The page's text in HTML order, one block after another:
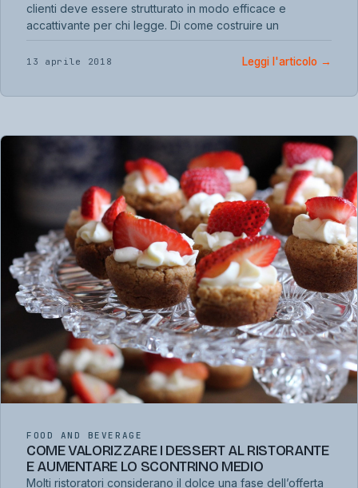
clienti deve essere strutturato in modo efficace e
accattivante per chi legge. Di come costruire un
13 aprile 2018 Leggi l'articolo →
FOOD AND BEVERAGE
COME VALORIZZARE I DESSERT AL RISTORANTE
E AUMENTARE LO SCONTRINO MEDIO
Molti ristoratori considerano il dolce una fase dell’offerta